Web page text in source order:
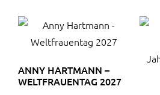
ANNY HARTMANN –
WELTFRAUENTAG 2027